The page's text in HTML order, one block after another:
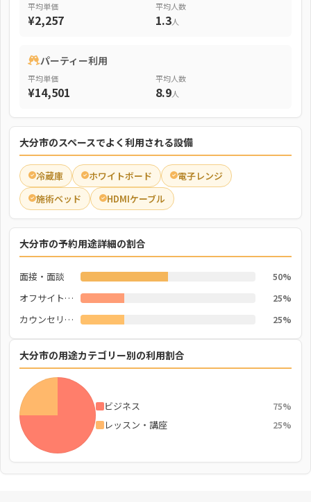
平均単価
¥2,257
平均人数
1.3人
パーティー利用
平均単価
¥14,501
平均人数
8.9人
大分市のスペースでよく利用される設備
冷蔵庫 ホワイトボード
電子レンジ
施術ベッド
HDMIケーブル
大分市の予約用途詳細の割合
面接・面談 50%
オフサイトミーティング 25%
カウンセリング 25%
大分市の用途カテゴリー別の利用割合
ビジネス 75%
レッスン・講座 25%